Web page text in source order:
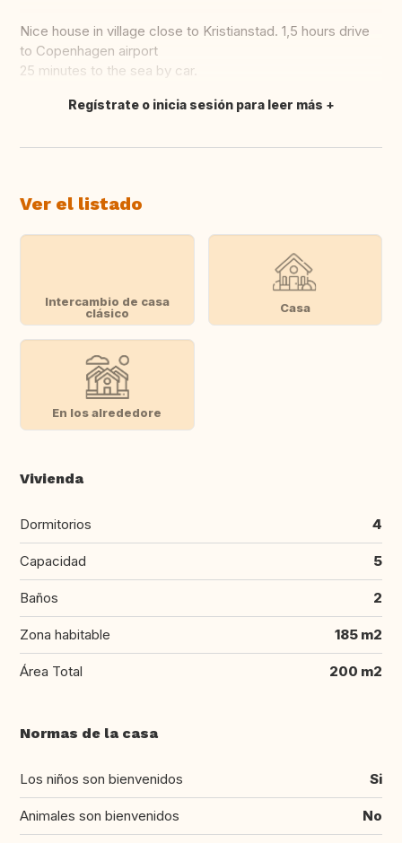
Nice house in village close to Kristianstad. 1,5 hours drive
to Copenhagen airport
25 minutes to the sea by car.
Traducir
Regístrate o inicia sesión para leer más
Ver el listado
Intercambio de casa
clásico
Casa
En los alrededore
Vivienda
Dormitorios 4
Capacidad 5
Baños 2
Zona habitable 185 m2
Área Total 200 m2
Normas de la casa
Los niños son bienvenidos Si
Animales son bienvenidos No